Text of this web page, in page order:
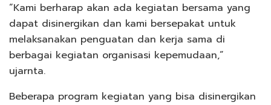
“Kami berharap akan ada kegiatan bersama yang
dapat disinergikan dan kami bersepakat untuk
melaksanakan penguatan dan kerja sama di
berbagai kegiatan organisasi kepemudaan,”
ujarnta.
Beberapa program kegiatan yang bisa disinergikan